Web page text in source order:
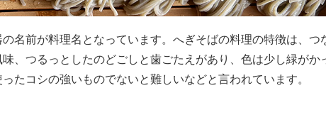
名前が料理名となっています。へぎそばの料理の特徴は、つ
、つるっとしたのどごしと歯ごたえがあり、色は少し緑がか
たコシの強いものでないと難しいなどと言われています。